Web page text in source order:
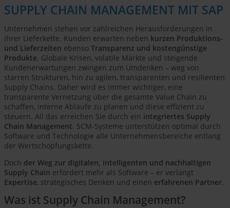
SUPPLY CHAIN MANAGEMENT MIT SAP
Unternehmen stehen vor zahlreichen Herausforderungen in
ihrer Lieferkette. Kunden erwarten neben kurzen Produktions-
und Lieferzeiten ebenso Transparenz und kostengünstige
Produkte. Globale Krisen, volatile Märkte und steigende
Kundenerwartungen zwingen zum Umdenken – weg von
starren Strukturen, hin zu agilen, transparenten und resilienten
Supply Chains. Daher wird es immer wichtiger, eine
transparente Vernetzung über die gesamte Value Chain zu
schaffen, interne Abläufe zu planen und diese effizient zu
steuern. All das erreichen Sie durch ein integriertes Supply
Chain Management. SCM-Systeme unterstützen optimal durch
Software und Technologie alle Unternehmensbereiche entlang
der Wertschöpfungskette.
Doch der Weg zur digitalen, intelligenten und nachhaltigen
Supply Chain erfordert mehr als Software – er verlangt
Expertise, strategisches Denken und einen erfahrenen Partner.
Was ist Supply Chain Management?